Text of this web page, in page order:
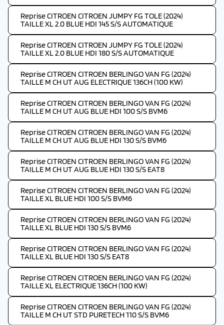
Reprise CITROEN CITROEN JUMPY FG TOLE (2024)
TAILLE XL 2.0 BLUE HDI 145 S/S AUTOMATIQUE
Reprise CITROEN CITROEN JUMPY FG TOLE (2024)
TAILLE XL 2.0 BLUE HDI 180 S/S AUTOMATIQUE
Reprise CITROEN CITROEN BERLINGO VAN FG (2024)
TAILLE M CH UT AUG ELECTRIQUE 136CH (100 KW)
Reprise CITROEN CITROEN BERLINGO VAN FG (2024)
TAILLE M CH UT AUG BLUE HDI 100 S/S BVM6
Reprise CITROEN CITROEN BERLINGO VAN FG (2024)
TAILLE M CH UT AUG BLUE HDI 130 S/S BVM6
Reprise CITROEN CITROEN BERLINGO VAN FG (2024)
TAILLE M CH UT AUG BLUE HDI 130 S/S EAT8
Reprise CITROEN CITROEN BERLINGO VAN FG (2024)
TAILLE XL BLUE HDI 100 S/S BVM6
Reprise CITROEN CITROEN BERLINGO VAN FG (2024)
TAILLE XL BLUE HDI 130 S/S BVM6
Reprise CITROEN CITROEN BERLINGO VAN FG (2024)
TAILLE XL BLUE HDI 130 S/S EAT8
Reprise CITROEN CITROEN BERLINGO VAN FG (2024)
TAILLE XL ELECTRIQUE 136CH (100 KW)
Reprise CITROEN CITROEN BERLINGO VAN FG (2024)
TAILLE M CH UT STD PURETECH 110 S/S BVM6